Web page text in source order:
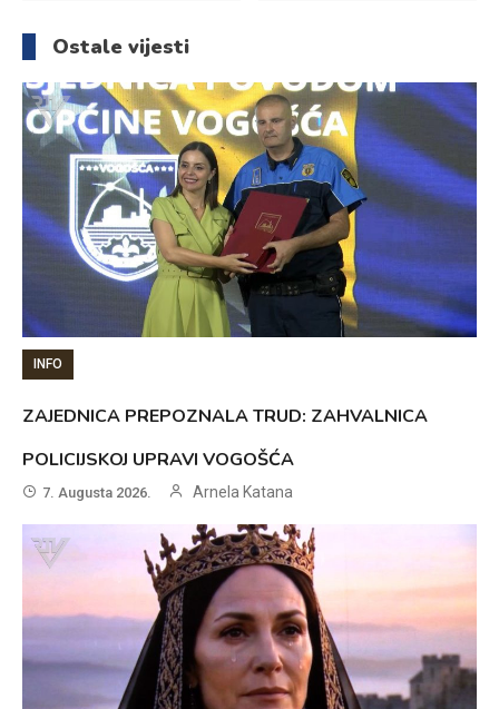
članaka
Ostale vijesti
INFO
ZAJEDNICA PREPOZNALA TRUD: ZAHVALNICA
POLICIJSKOJ UPRAVI VOGOŠĆA
7. Augusta 2026. Arnela Katana